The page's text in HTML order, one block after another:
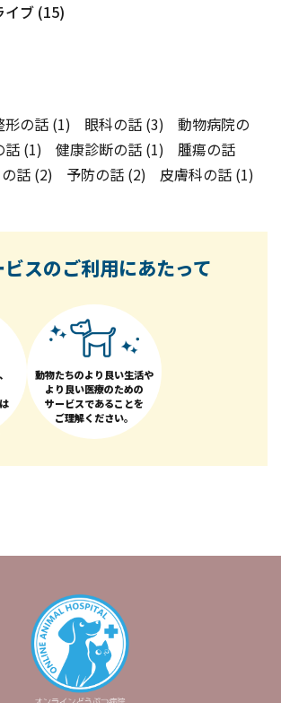
イブ (15)
形の話 (1) 眼科の話 (3)
動物病院の
話 (1) 健康診断の話 (1)
腫瘍の話
話 (2) 予防の話 (2) 皮膚科の話 (1)
ビスのご利用にあたって
動物たちのより良い生活や
より良い医療のための
サービスであることを
ご理解ください。